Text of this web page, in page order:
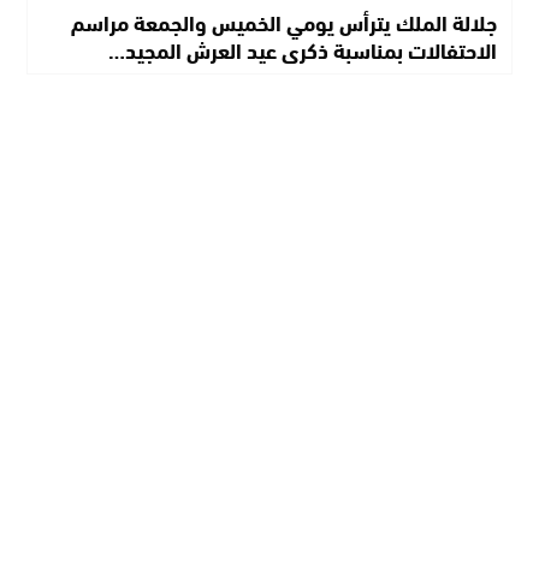
جلالة الملك يترأس يومي الخميس والجمعة مراسم
الاحتفالات بمناسبة ذكرى عيد العرش المجيد…